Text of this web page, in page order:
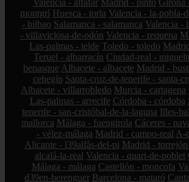
Valencia - alfafar Madrid - pinto Girona
montgrí Huesca - torla Valencia - la-pobla-
- bilbao Salamanca - salamanca Valencia -
- villaviciosa-de-odón Valencia - requena
Las-palmas - telde Toledo - toledo
Teruel - albarracín Ciudad-real -
benasque Albacete - albacete Madrid -
cehegín Santa-cruz-de-tenerife - santa-
Albacete - villarrobledo Murcia - cartagena
Las-palmas - arrecife Córdoba - córdoba
tenerife - san-cristóbal-de-la-laguna Illes-
mallorca Málaga - fuengirola Cáceres -
- vélez-málaga Madrid - campo-real A-
Alicante - l39alfàs-del-pi Madrid -
alcalá-la-real Valencia - quart-de-poblet
Málaga - málaga Castellón - moncofa
d39en-berenguer Barcelona - mataró